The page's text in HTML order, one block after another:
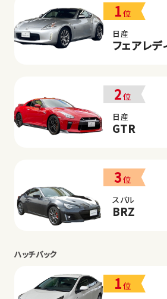
1位
日産
フェアレデ
2位
日産
GTR
3位
スバル
BRZ
ハッチバック
1位